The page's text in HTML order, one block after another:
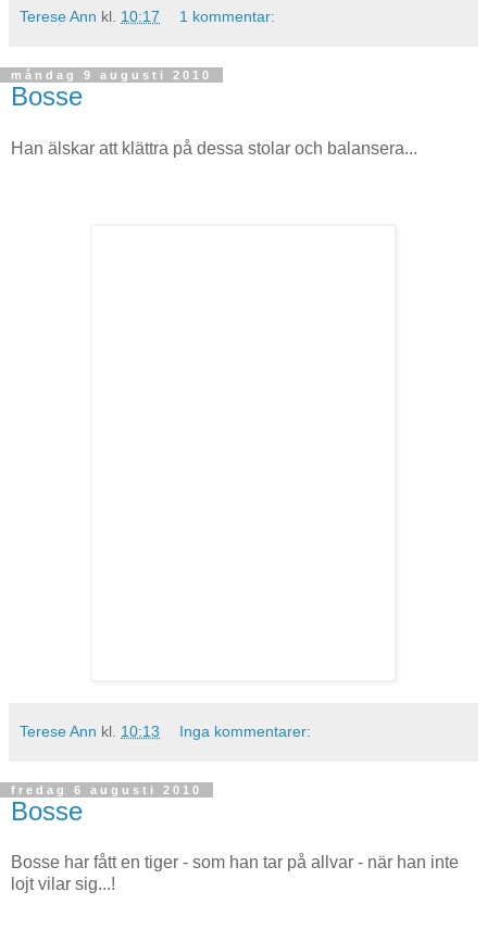
Terese Ann kl. 10:17 1 kommentar:
måndag 9 augusti 2010
Bosse
Han älskar att klättra på dessa stolar och balansera...
Terese Ann kl. 10:13 Inga kommentarer:
fredag 6 augusti 2010
Bosse
Bosse har fått en tiger - som han tar på allvar - när han inte
lojt vilar sig...!